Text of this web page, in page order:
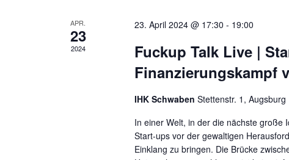
APR.
23
2024
23. April 2024 @ 17:30 - 19:00
Fuckup Talk Live |
Finanzierungskampf
IHK Schwaben Stettenstr. 1, Augsburg
In einer Welt, in der die nächste große
Start-ups vor der gewaltigen
Einklang zu bringen. Die Brücke